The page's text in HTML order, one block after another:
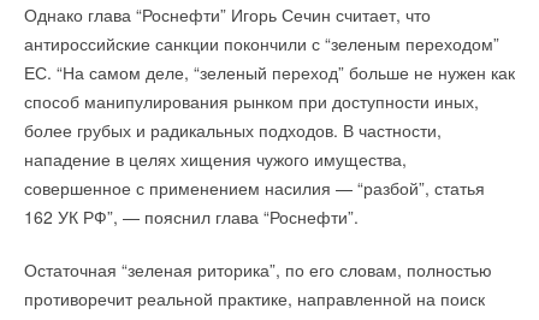
Однако глава “Роснефти” Игорь Сечин считает, что
антироссийские санкции покончили с “зеленым переходом”
ЕС. “На самом деле, “зеленый переход” больше не нужен как
способ манипулирования рынком при доступности иных,
более грубых и радикальных подходов. В частности,
нападение в целях хищения чужого имущества,
совершенное с применением насилия — “разбой”, статья
162 УК РФ”, — пояснил глава “Роснефти”.
Остаточная “зеленая риторика”, по его словам, полностью
противоречит реальной практике, направленной на поиск
Приложение для популяризации принципов РСО
в России Ecohub
Ecohub– приложение для популяризации принципов
раздельного сбора отходов в России, которое стало
победителем на всероссийском хакатоне «Цифровой
прорыв» в 2019 году.
всю России, на нем есть точки по всей стране. Приложение
доступно в AppStore и в GooglePlay.
На той же выставке Tesla демонстрировала более
приземлённые достижения - кузов кроссовера Model Y в
разрезе, демонстрирующий интегрированные в силовую
структуру аккумуляторные ячейки нового типоразмера 4680.
Таковые в Германии на конвейере Tesla пока не
модернизировать производственные процессы, чтобы вслед
за новым предприятием в Техасе освоить выпуск
бизнеса — выросла стоимость привлечения капитала.
Бизнес, который был заинтересован в строительстве
собственной солнечной генерации, замораживает проекты и
затягивает переговоры.